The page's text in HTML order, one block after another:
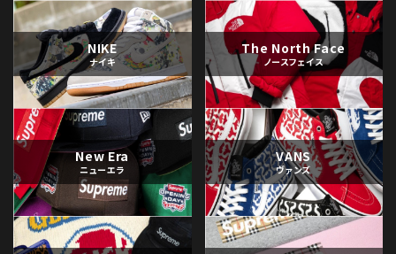
NIKE
ナイキ
The North Face
ノースフェイス
New Era
ニューエラ
VANS
ヴァンズ